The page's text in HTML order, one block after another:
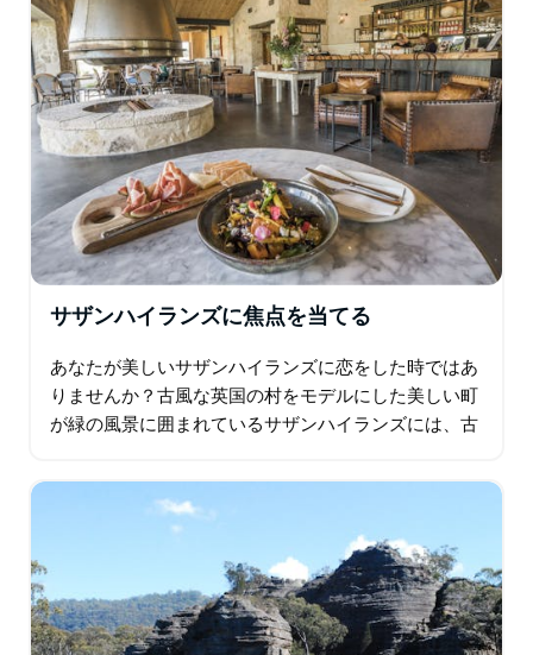
サザンハイランズに焦点を当てる
あなたが美しいサザンハイランズに恋をした時ではあ
りませんか？古風な英国の村をモデルにした美しい町
が緑の風景に囲まれているサザンハイランズには、古
ニーからあなたを連れて行って、リラックスしたり…